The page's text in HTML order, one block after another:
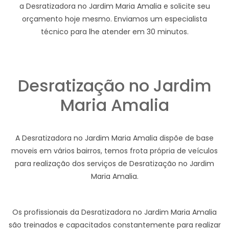
a Desratizadora no Jardim Maria Amalia e solicite seu
orçamento hoje mesmo. Enviamos um especialista
técnico para lhe atender em 30 minutos.
Desratização no Jardim
Maria Amalia
A Desratizadora no Jardim Maria Amalia dispõe de base
moveis em vários bairros, temos frota própria de veículos
para realização dos serviços de Desratização no Jardim
Maria Amalia.
Os profissionais da Desratizadora no Jardim Maria Amalia
são treinados e capacitados constantemente para realizar